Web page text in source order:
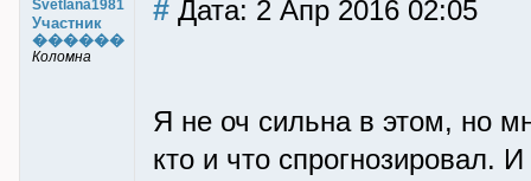
Svetlana1981
Участник
������
Коломна
# Дата: 2 Апр 2016 02:05
Я не оч сильна в этом, но
кто и что спрогнозировал.